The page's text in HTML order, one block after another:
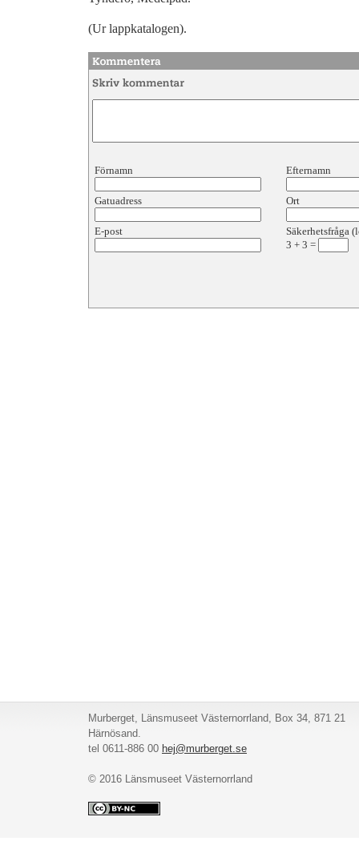
(Ur lappkatalogen).
Förnamn Efternamn
Gatuadress Ort
E-post
Säkerhetsfråga
3 + 3 =
Murberget, Länsmuseet Västernorrland, Box 34, 871 21
Härnösand.
tel 0611-886 00 hej@murberget.se
© 2016 Länsmuseet Västernorrland